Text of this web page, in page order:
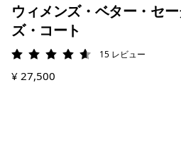
ウィメンズ・ベター・セ
ズ・コート
評価: 4.6 / 5
15 レビュー
¥ 27,500